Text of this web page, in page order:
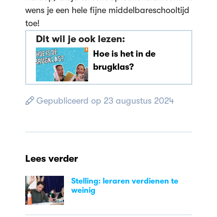
wens je een hele fijne middelbareschooltijd
toe!
Dit wil je ook lezen:
Hoe is het in de
brugklas?
Gepubliceerd op 23 augustus 2024
Lees verder
Stelling: leraren verdienen te
weinig